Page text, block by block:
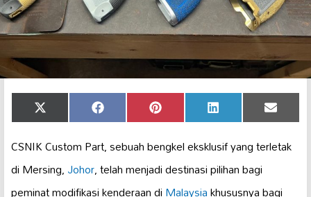
Share
on
X
(Twitter)
Share
on
Facebook Share
on
Pinterest Share
on
LinkedIn Share
on
Email
CSNIK Custom Part, sebuah bengkel eksklusif yang terletak
di Mersing,Johor, telah menjadi destinasi pilihan bagi
peminat modifikasi kenderaan diMalaysiakhususnya bagi